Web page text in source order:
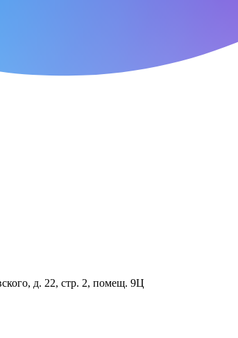
д. 22, стр. 2, помещ. 9Ц